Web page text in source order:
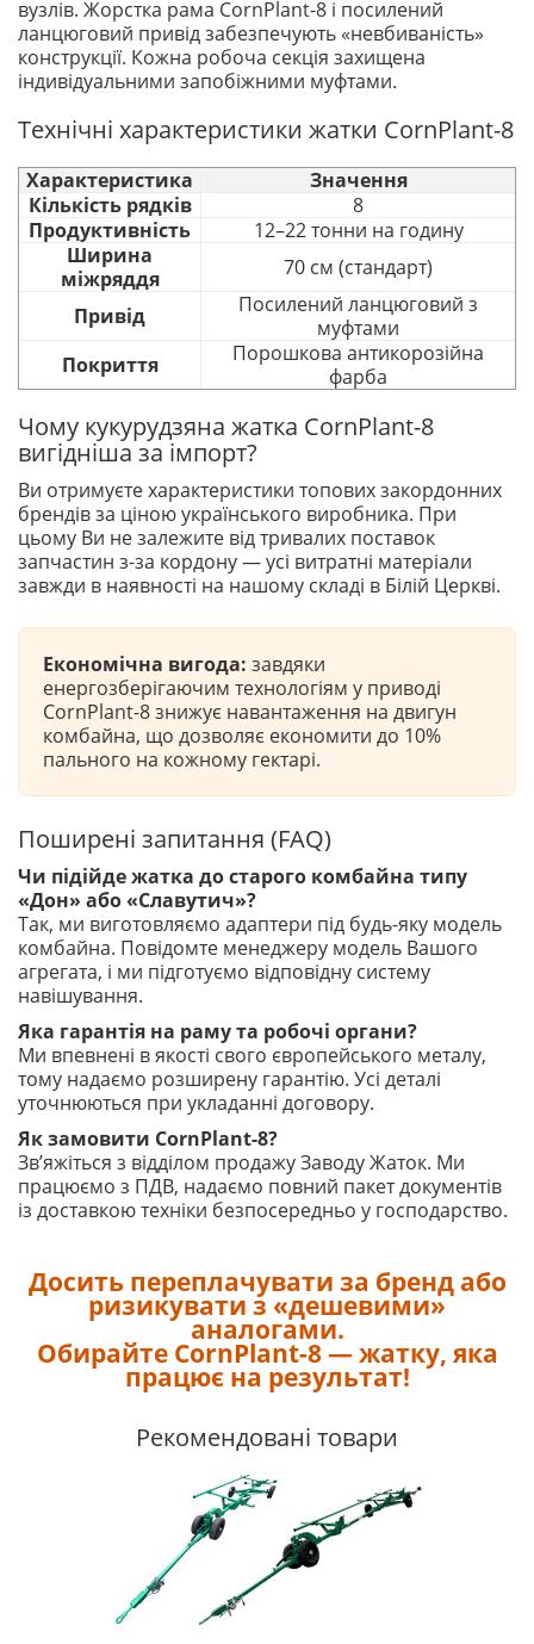
вузлів. Жорстка рама CornPlant-8 і посилений
ланцюговий привід забезпечують «невбиваність»
конструкції. Кожна робоча секція захищена
індивідуальними запобіжними муфтами.
Технічні характеристики жатки CornPlant-8
Характеристика
Значення
Кількість рядків
8
Продуктивність
12–22 тонни на годину
Ширина
міжряддя
70 см (стандарт)
Привід
Посилений ланцюговий з
муфтами
Покриття
Порошкова антикорозійна
фарба
Чому кукурудзяна жатка CornPlant-8
вигідніша за імпорт?
Ви отримуєте характеристики топових закордонних
брендів за ціною українського виробника. При
цьому Ви не залежите від тривалих поставок
запчастин з-за кордону — усі витратні матеріали
завжди в наявності на нашому складі в Білій Церкві.
Економічна вигода: завдяки
енергозберігаючим технологіям у приводі
CornPlant-8 знижує навантаження на двигун
комбайна, що дозволяє економити до 10%
пального на кожному гектарі.
Поширені запитання (FAQ)
Чи підійде жатка до старого комбайна типу
«Дон» або «Славутич»?
Так, ми виготовляємо адаптери під будь-яку модель
комбайна. Повідомте менеджеру модель Вашого
агрегата, і ми підготуємо відповідну систему
навішування.
Яка гарантія на раму та робочі органи?
Ми впевнені в якості свого європейського металу,
тому надаємо розширену гарантію. Усі деталі
уточнюються при укладанні договору.
Як замовити CornPlant-8?
Зв’яжіться з відділом продажу Заводу Жаток. Ми
працюємо з ПДВ, надаємо повний пакет документів
із доставкою техніки безпосередньо у господарство.
Досить переплачувати за бренд або
ризикувати з «дешевими»
аналогами.
Обирайте CornPlant-8 — жатку, яка
працює на результат!
Рекомендовані товари